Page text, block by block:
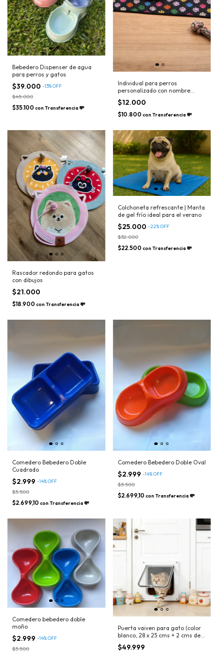
Bebedero Dispenser de agua
para perros y gatos
$39.000 -13%OFF
$45.000
$35.100 con Transferencia 💸
Individual para perros
personalizado con nombre
bordado
$12.000
$10.800 con Transferencia 💸
Rascador redondo para gatos
con dibujos
$21.000
$18.900 con Transferencia 💸
Colchoneta refrescante | Manta
de gel frío ideal para el verano
$25.000 -22%OFF
$32.000
$22.500 con Transferencia 💸
Comedero Bebedero Doble
Cuadrado
$2.999 -14%OFF
$3.500
$2.699,10 con Transferencia 💸
Comedero Bebedero Doble Oval
$2.999 -14%OFF
$3.500
$2.699,10 con Transferencia 💸
Comedero bebedero doble
moño
$2.999 -14%OFF
$3.500
Puerta vaiven para gato (color
blanco, 28 x 25 cms + 2 cms de
ancho aprox)
$49.999